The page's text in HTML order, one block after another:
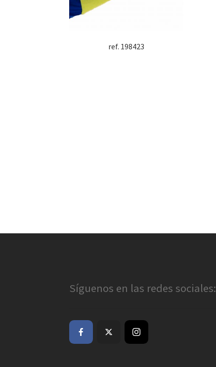
ref. 198423
Síguenos en las redes sociales: